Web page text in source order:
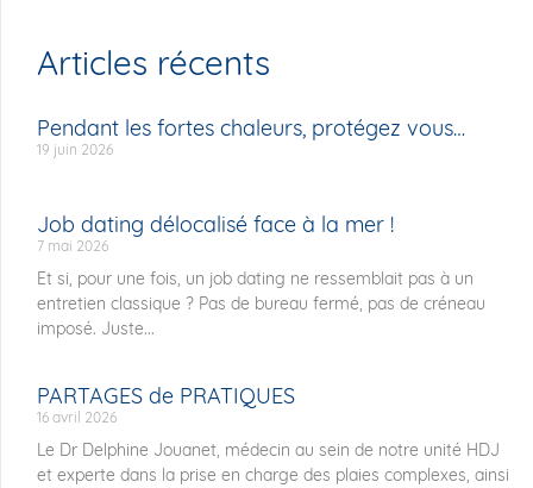
Articles récents
Pendant les fortes chaleurs, protégez vous…
19 juin 2026
Job dating délocalisé face à la mer !
7 mai 2026
Et si, pour une fois, un job dating ne ressemblait pas à un
entretien classique ? Pas de bureau fermé, pas de créneau
imposé. Juste...
PARTAGES de PRATIQUES
16 avril 2026
Le Dr Delphine Jouanet, médecin au sein de notre unité HDJ
et experte dans la prise en charge des plaies complexes, ainsi